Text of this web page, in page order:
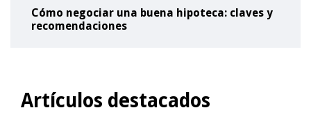
Cómo negociar una buena hipoteca: claves y
recomendaciones
Artículos destacados